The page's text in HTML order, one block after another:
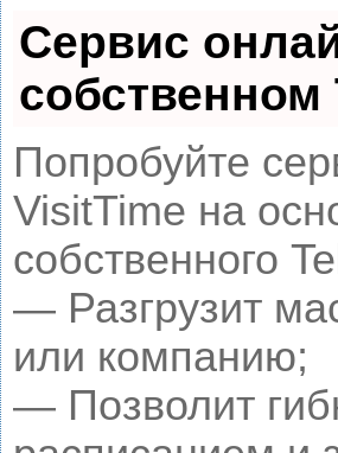
Сервис
собственном
Попробуйте
VisitTime на
собственного
— Разгрузит
или компанию;
— Позволит